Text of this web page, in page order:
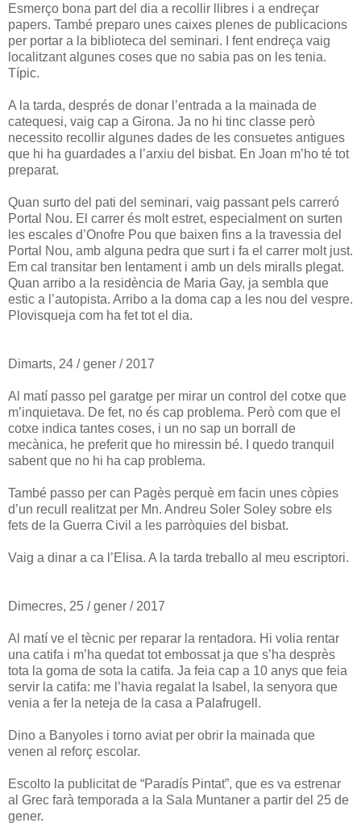
Esmerço bona part del dia a recollir llibres i a endreçar
papers. També preparo unes caixes plenes de publicacions
per portar a la biblioteca del seminari. I fent endreça vaig
localitzant algunes coses que no sabia pas on les tenia.
Típic.
A la tarda, després de donar l’entrada a la mainada de
catequesi, vaig cap a Girona. Ja no hi tinc classe però
necessito recollir algunes dades de les consuetes antigues
que hi ha guardades a l’arxiu del bisbat. En Joan m’ho té tot
preparat.
Quan surto del pati del seminari, vaig passant pels carreró
Portal Nou. El carrer és molt estret, especialment on surten
les escales d’Onofre Pou que baixen fins a la travessia del
Portal Nou, amb alguna pedra que surt i fa el carrer molt just.
Em cal transitar ben lentament i amb un dels miralls plegat.
Quan arribo a la residència de Maria Gay, ja sembla que
estic a l’autopista. Arribo a la doma cap a les nou del vespre.
Plovisqueja com ha fet tot el dia.
Dimarts, 24 / gener / 2017
Al matí passo pel garatge per mirar un control del cotxe que
m’inquietava. De fet, no és cap problema. Però com que el
cotxe indica tantes coses, i un no sap un borrall de
mecànica, he preferit que ho miressin bé. I quedo tranquil
sabent que no hi ha cap problema.
També passo per can Pagès perquè em facin unes còpies
d’un recull realitzat per Mn. Andreu Soler Soley sobre els
fets de la Guerra Civil a les parròquies del bisbat.
Vaig a dinar a ca l’Elisa. A la tarda treballo al meu escriptori.
Dimecres, 25 / gener / 2017
Al matí ve el tècnic per reparar la rentadora. Hi volia rentar
una catifa i m’ha quedat tot embossat ja que s’ha desprès
tota la goma de sota la catifa. Ja feia cap a 10 anys que feia
servir la catifa: me l’havia regalat la Isabel, la senyora que
venia a fer la neteja de la casa a Palafrugell.
Dino a Banyoles i torno aviat per obrir la mainada que
venen al reforç escolar.
Escolto la publicitat de “Paradís Pintat”, que es va estrenar
al Grec farà temporada a la Sala Muntaner a partir del 25 de
gener.